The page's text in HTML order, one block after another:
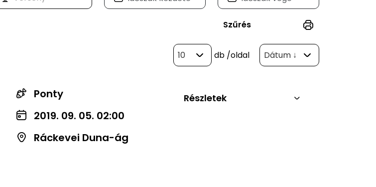
Szűrés
10 db /oldal Dátum ↓
Ponty
2019. 09. 05. 02:00
Ráckevei Duna-ág
Részletek